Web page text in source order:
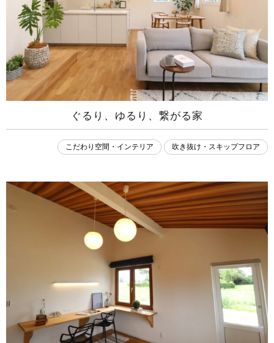
ぐるり、ゆるり、繋がる家
こだわり空間・インテリア 吹き抜け・スキップフロア